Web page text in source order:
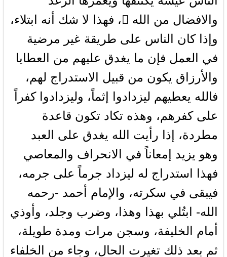
والافضال من الله ، فهذا لا شك أنه ابتلاء،
وإذا كان الناس على طريقة غير مرضية
في العمل فإن ما يغدق عليهم من العطايا
والأرزاق يكون من قبيل الاستدراج لهم،
فالله يعطيهم ليزدادوا إثماً، وليزدادوا كفراً
على كفرهم، وهذه تكاد تكون قاعدة
مطردة، إذا رأيت الله يغدق على العبد
وهو يزيد إمعاناً في الانحراف والمعاصي
فهذا استدراج له ليزداد جرماً على جرمه،
فيبقى في سكرته، والإمام أحمد -رحمه
الله- ابتُلي بهذا وهذا، وضرب وجلد، وأوذي
أمام الخليفة، وسجن مرات ومدة طويلة،
ثم بعد ذلك تغيرت الحال، وجاء من الخلفاء